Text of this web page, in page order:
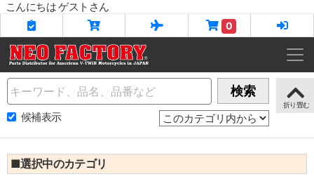
こんにちは ゲストさん
0
Name 検索
候補表示
■選択中のカテゴリ